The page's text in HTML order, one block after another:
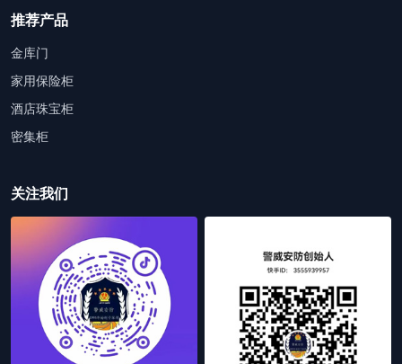
推荐产品
金库门
家用保险柜
酒店珠宝柜
密集柜
关注我们